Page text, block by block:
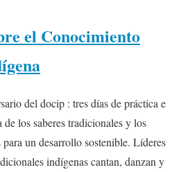
el Conocimiento
del docip : tres días de práctica e
los saberes tradicionales y los
un desarrollo sostenible. Líderes
indígenas cantan, danzan y